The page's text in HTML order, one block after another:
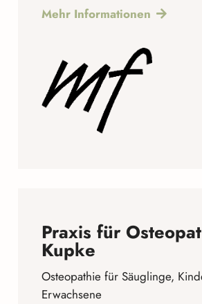
Mehr Informationen
Praxis für
Kupke
Osteopathie für Säuglinge,
Erwachsene